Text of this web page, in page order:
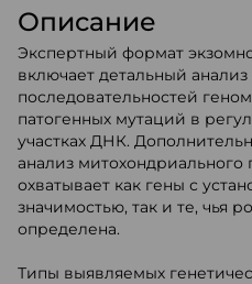
Описание
Экспертный формат
включает детальный
последовательностей
патогенных мутаций в
участках ДНК.
анализ митохондриального
охватывает как гены с
значимостью, так и те, чья
определена.
Типы выявляемых